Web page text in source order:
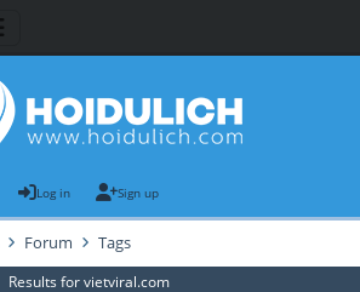
Log in Sign up
Forum Tags
Results for vietviral.com